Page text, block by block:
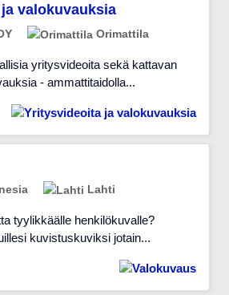
valokuvauksia
Orimattila
yritysvideoita sekä kattavan
- ammattitaidolla...
Lahti
tyylikkäälle henkilökuvalle?
kuvistuskuviksi jotain...